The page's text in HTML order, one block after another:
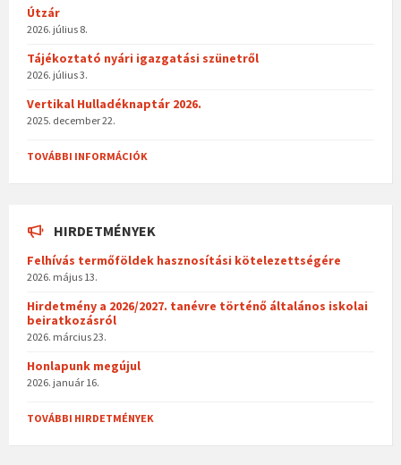
Útzár
2026. július 8.
Tájékoztató nyári igazgatási szünetről
2026. július 3.
Vertikal Hulladéknaptár 2026.
2025. december 22.
TOVÁBBI INFORMÁCIÓK
HIRDETMÉNYEK
Felhívás termőföldek hasznosítási kötelezettségére
2026. május 13.
Hirdetmény a 2026/2027. tanévre történő általános iskolai
beiratkozásról
2026. március 23.
Honlapunk megújul
2026. január 16.
TOVÁBBI HIRDETMÉNYEK